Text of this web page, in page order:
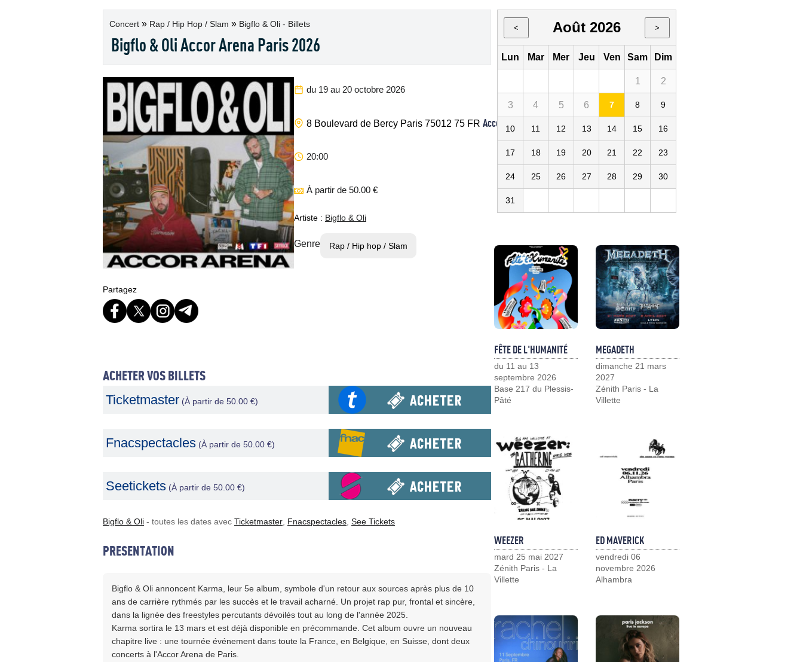
Concert » Rap / Hip Hop / Slam » Bigflo & Oli - Billets
Bigflo & Oli Accor Arena Paris 2026
du 19 au 20 octobre 2026
8 Boulevard de Bercy Paris 75012 75 FR Accor Arena
20:00
À partir de 50.00 €
Artiste : Bigflo & Oli
Genre Rap / Hip hop / Slam
Partagez
ACHETER VOS BILLETS
Ticketmaster (À partir de 50.00 €)
Fnacspectacles (À partir de 50.00 €)
Seetickets (À partir de 50.00 €)
Bigflo & Oli - toutes les dates avec Ticketmaster Fnacspectacles See Tickets
PRESENTATION
Bigflo & Oli annoncent Karma, leur 5e album, symbole d'un retour aux sources après plus de 10
ans de carrière rythmés par les succès et le travail acharné. Un projet rap pur, frontal et sincère,
dans la lignée des freestyles percutants dévoilés tout au long de l'année 2025.
Karma sortira le 13 mars et est déjà disponible en précommande. Cet album ouvre un nouveau
chapitre live : une tournée événement dans toute la France, en Belgique, en Suisse, dont deux
concerts à l'Accor Arena de Paris.
< Août 2026 >
Lun Mar Mer Jeu Ven Sam Dim
1 2
3 4 5 6 7 8 9
10 11 12 13 14 15 16
17 18 19 20 21 22 23
24 25 26 27 28 29 30
31
FÊTE DE L'HUMANITÉ
du 11 au 13
septembre 2026
Base 217 du Plessis-
Pâté
MEGADETH
dimanche 21 mars
2027
Zénith Paris - La
Villette
WEEZER
mard 25 mai 2027
Zénith Paris - La
Villette
ED MAVERICK
vendredi 06
novembre 2026
Alhambra